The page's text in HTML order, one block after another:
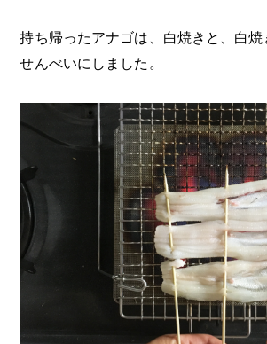
持ち帰ったアナゴは、白焼きと、白
せんべいにしました。